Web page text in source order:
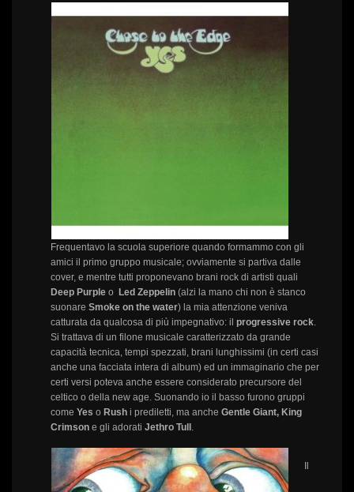
Frequentavo la scuola superiore quando formammo con gli
amici il primo gruppo musicale; ovviamente si partiva dalle
cover, e mentre tutti proponevano brani rock di artisti quali
Deep Purpleo Led Zeppelin (alzi la mano chi non è stanco
suonare Smoke on the water) la mia attenzione veniva
catturata da qualcosa di più impegnativo: il progressive rock.
Si trattava di un filone musicale caratterizzato da grande
capacità tecnica, tempi spezzati, brani lunghissimi (in certi casi
anche una facciata intera di album) ed un immaginario che per
certi versi poteva anche essere considerato precursore del
celtico o della new age. Suonando io il basso furono gruppi
come Yes o Rushi prediletti, ma anche Gentle Giant, King
Crimsone gli adorati Jethro Tull.
Il